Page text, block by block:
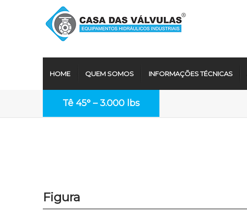
HOME QUEM SOMOS INFORMAÇÕES TÉCNICAS
Tê 45° – 3.000 lbs
Figura